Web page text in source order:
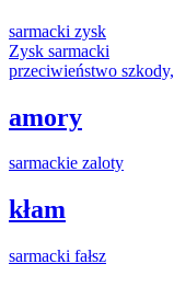
sarmacki zysk
Zysk sarmacki
przeciwieństwo szkody,
amory
sarmackie zaloty
kłam
sarmacki fałsz